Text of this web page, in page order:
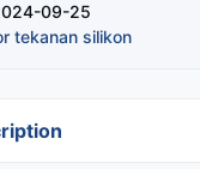
09-25
tekanan silikon